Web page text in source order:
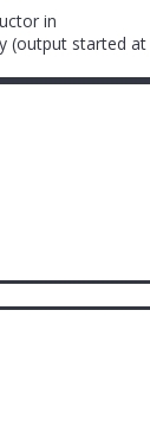
in
started